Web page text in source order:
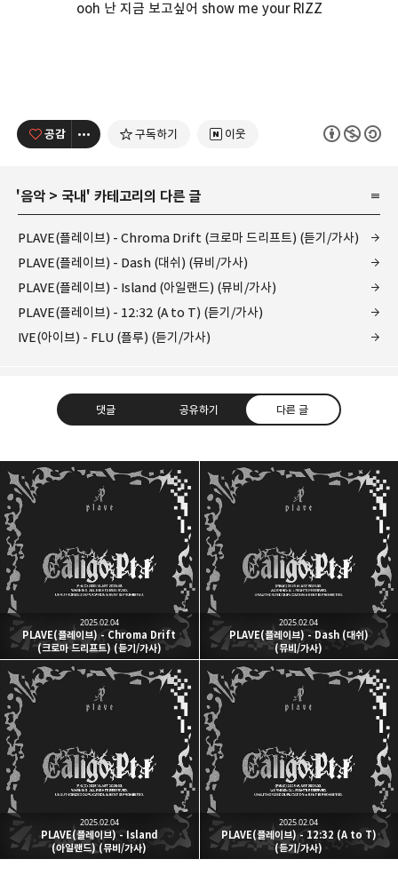
ooh 난 지금 보고싶어 show me your RIZZ
공감 구독하기 이웃
'음악 > 국내' 카테고리의 다른 글
PLAVE(플레이브) - Chroma Drift (크로마 드리프트) (듣기/가사)
PLAVE(플레이브) - Dash (대쉬) (뮤비/가사)
PLAVE(플레이브) - Island (아일랜드) (뮤비/가사)
PLAVE(플레이브) - 12:32 (A to T) (듣기/가사)
IVE(아이브) - FLU (플루) (듣기/가사)
댓글 공유하기 다른 글
구독하기
구독하기 카카오톡 라인 트위터
카카오스토리 밴드 네이버 블로그
PLAVE(플레이브) - Chroma Drift
(크로마 드리프트) (듣기/가사)
2025.02.04
PLAVE(플레이브) - Dash (대쉬)
(뮤비/가사)
2025.02.04
PLAVE(플레이브) - Island
(아일랜드) (뮤비/가사)
2025.02.04
PLAVE(플레이브) - 12:32 (A to T)
(듣기/가사)
2025.02.04